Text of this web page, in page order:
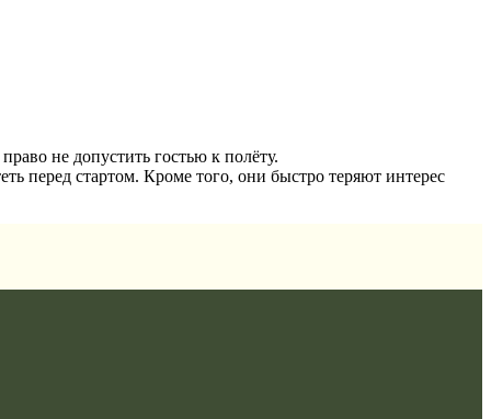
не допустить гостью к полёту.
перед стартом. Кроме того, они быстро теряют интерес